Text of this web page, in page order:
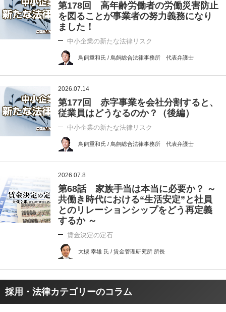
第178回 高年齢労働者の労働災害防止
を図ることが事業者の努力義務になり
ました！
中小企業の新たな法律リスク
鳥飼重和氏 / 鳥飼総合法律事務所 代表弁護士
2026.07.14
第177回 赤字事業を会社分割すると、
従業員はどうなるのか？（後編）
中小企業の新たな法律リスク
鳥飼重和氏 / 鳥飼総合法律事務所 代表弁護士
2026.07.8
第68話 家族手当は本当に必要か？ ～
共働き時代における“生活安定”と社員
とのリレーションシップをどう再定義
するか ～
賃金決定の定石
大槻 幸雄 氏 / 賃金管理研究所 所長
採用・法律カテゴリーのコラム